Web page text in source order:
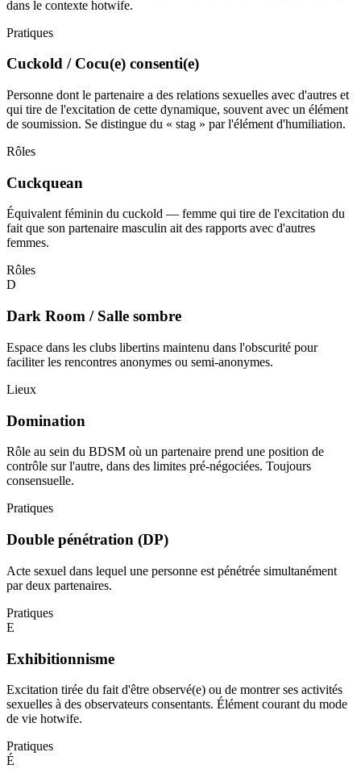
dans le contexte hotwife.
Pratiques
Cuckold / Cocu(e) consenti(e)
Personne dont le partenaire a des relations sexuelles avec d'autres et
qui tire de l'excitation de cette dynamique, souvent avec un élément
de soumission. Se distingue du « stag » par l'élément d'humiliation.
Rôles
Cuckquean
Équivalent féminin du cuckold — femme qui tire de l'excitation du
fait que son partenaire masculin ait des rapports avec d'autres
femmes.
Rôles
D
Dark Room / Salle sombre
Espace dans les clubs libertins maintenu dans l'obscurité pour
faciliter les rencontres anonymes ou semi-anonymes.
Lieux
Domination
Rôle au sein du BDSM où un partenaire prend une position de
contrôle sur l'autre, dans des limites pré-négociées. Toujours
consensuelle.
Pratiques
Double pénétration (DP)
Acte sexuel dans lequel une personne est pénétrée simultanément
par deux partenaires.
Pratiques
E
Exhibitionnisme
Excitation tirée du fait d'être observé(e) ou de montrer ses activités
sexuelles à des observateurs consentants. Élément courant du mode
de vie hotwife.
Pratiques
É